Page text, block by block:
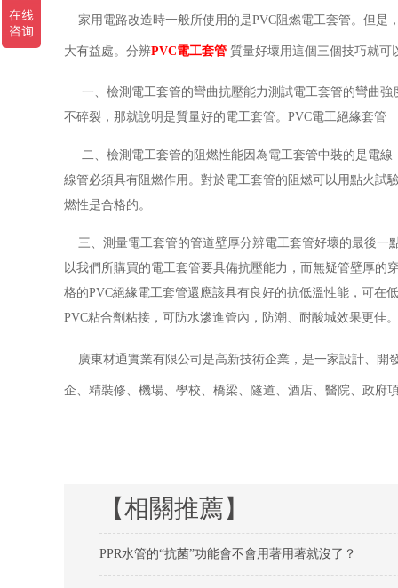
家用電路改造時一般所使用的是PVC阻燃電工套管。但是
大有益處。分辨PVC電工套管 質量好壞用這個三個技巧就可
一、檢測電工套管的彎曲抗壓能力測試電工套管的彎曲強
不碎裂，那就說明是質量好的電工套管。PVC電工絕緣套管
二、檢測電工套管的阻燃性能因為電工套管中裝的是電線
線管必須具有阻燃作用。對於電工套管的阻燃可以用點火試
燃性是合格的。
三、測量電工套管的管道壁厚分辨電工套管好壞的最後
以我們所購買的電工套管要具備抗壓能力，而無疑管壁厚
格的PVC絕緣電工套管還應該具有良好的抗低溫性能，可在
PVC粘合劑粘接，可防水滲進管內，防潮、耐酸堿效果更佳。
廣東材通實業有限公司是高新技術企業，是一家設計、開
企、精裝修、機場、學校、橋梁、隧道、酒店、醫院、政府
【相關推薦】
PPR水管的“抗菌”功能會不會用著用著就沒了？